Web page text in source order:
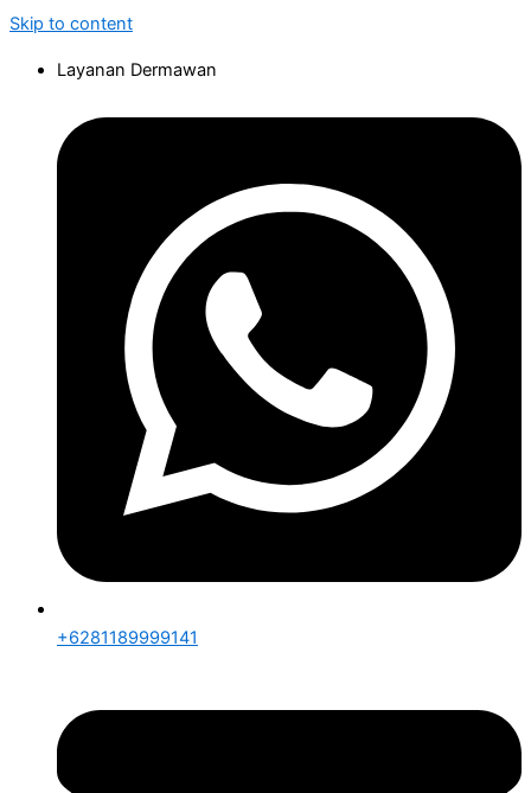
Skip to content
Layanan Dermawan
+6281189999141